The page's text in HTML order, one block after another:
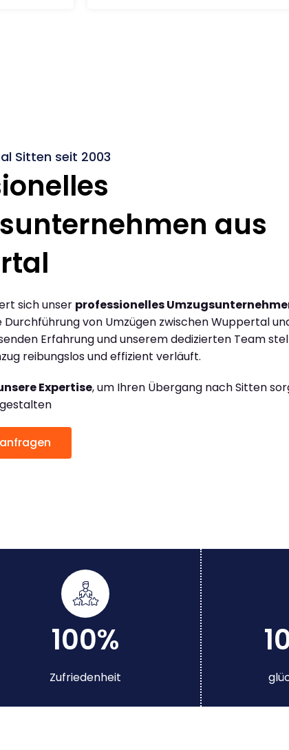
Sitten seit 2003
aus
sich unser professionelles
Durchführung von Umzügen zwischen Wuppertal
Erfahrung und unserem dedizierten Team
reibungslos und effizient verläuft.
Expertise, um Ihren Übergang nach Sitten
100%
Zufriedenheit